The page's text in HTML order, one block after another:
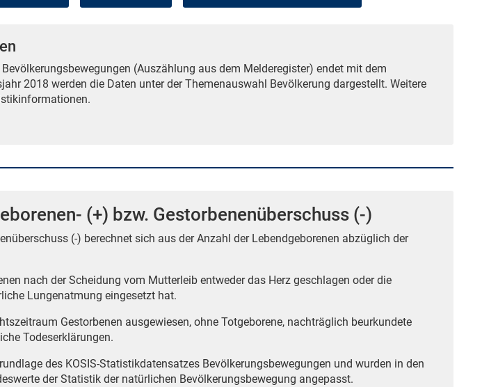
(Auszählung aus dem Melderegister) endet mit dem
2018 werden die Daten unter der Themenauswahl Bevölkerung dargestellt. Weitere
(+) bzw. Gestorbenenüberschuss (-)
(-) berechnet sich aus der Anzahl der Lebendgeborenen abzüglich der
nach der Scheidung vom Mutterleib entweder das Herz geschlagen oder die
Lungenatmung eingesetzt hat.
Gestorbenen ausgewiesen, ohne Totgeborene, nachträglich beurkundete
Todeserklärungen.
des KOSIS-Statistikdatensatzes Bevölkerungsbewegungen und wurden in den
der Statistik der natürlichen Bevölkerungsbewegung angepasst.